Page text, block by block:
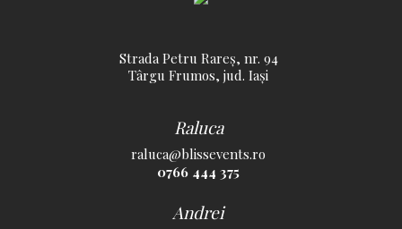
Strada Petru Rareș, nr. 94
Târgu Frumos, jud. Iași
Raluca
raluca@blissevents.ro
0766 444 375
Andrei